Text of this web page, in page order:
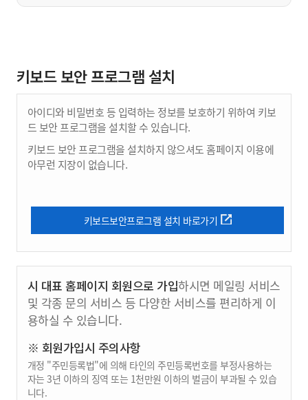
키보드 보안 프로그램 설치
아이디와 비밀번호 등 입력하는 정보를 보호하기 위하여 키보
드 보안 프로그램을 설치할 수 있습니다.
키보드 보안 프로그램을 설치하지 않으셔도 홈페이지 이용에
아무런 지장이 없습니다.
키보드보안프로그램 설치 바로가기
시 대표 홈페이지 회원으로 가입하시면 메일링 서비스
및 각종 문의 서비스 등 다양한 서비스를 편리하게 이
용하실 수 있습니다.
※ 회원가입시 주의사항
개정 "주민등록법"에 의해 타인의 주민등록번호를 부정사용하는
자는 3년 이하의 징역 또는 1천만원 이하의 벌금이 부과될 수 있습
니다.